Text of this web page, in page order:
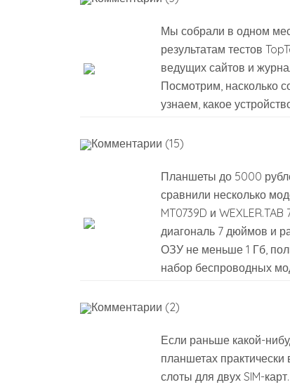
Мы собрали в одном
результатам тестов
ведущих сайтов и
Посмотрим, насколько
узнаем, какое
Комментарии (15)
Планшеты до 5000
сравнили несколько
MT0739D и
диагональ 7 дюймов и
ОЗУ не меньше 1 Гб,
набор беспроводных
Комментарии (2)
Если раньше какой-
планшетах
слоты для двух SIM-